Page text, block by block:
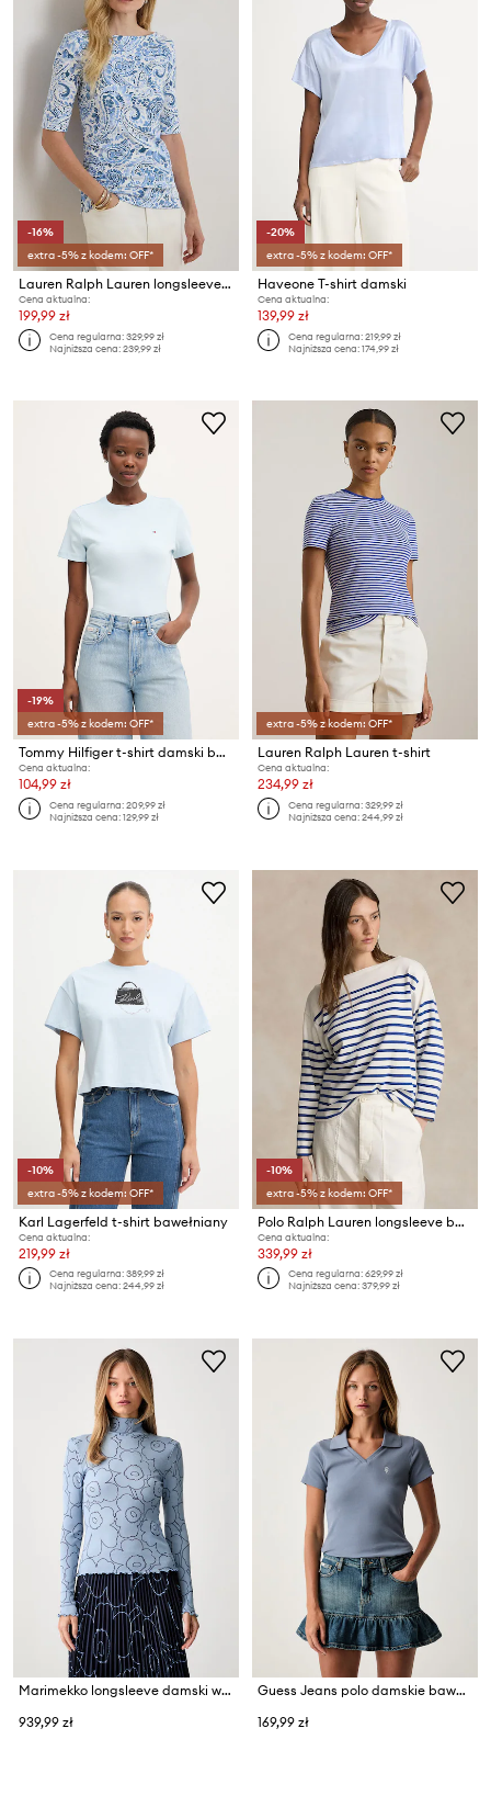
-16%
extra -5% z kodem: OFF*
Lauren Ralph Lauren longsleeve damski bawełniany
Cena aktualna:
199,99 zł
Cena regularna:329,99 zł
Najniższa cena:239,99 zł
-20%
extra -5% z kodem: OFF*
Haveone T-shirt damski
Cena aktualna:
139,99 zł
Cena regularna:219,99 zł
Najniższa cena:174,99 zł
-19%
extra -5% z kodem: OFF*
Tommy Hilfiger t-shirt damski bawełniany
Cena aktualna:
104,99 zł
Cena regularna:209,99 zł
Najniższa cena:129,99 zł
extra -5% z kodem: OFF*
Lauren Ralph Lauren t-shirt
Cena aktualna:
234,99 zł
Cena regularna:329,99 zł
Najniższa cena:244,99 zł
-10%
extra -5% z kodem: OFF*
Karl Lagerfeld t-shirt bawełniany
Cena aktualna:
219,99 zł
Cena regularna:389,99 zł
Najniższa cena:244,99 zł
-10%
extra -5% z kodem: OFF*
Polo Ralph Lauren longsleeve bawełniany
Cena aktualna:
339,99 zł
Cena regularna:629,99 zł
Najniższa cena:379,99 zł
Marimekko longsleeve damski wełniany
939,99 zł
Guess Jeans polo damskie bawełniane z elastanem
169,99 zł